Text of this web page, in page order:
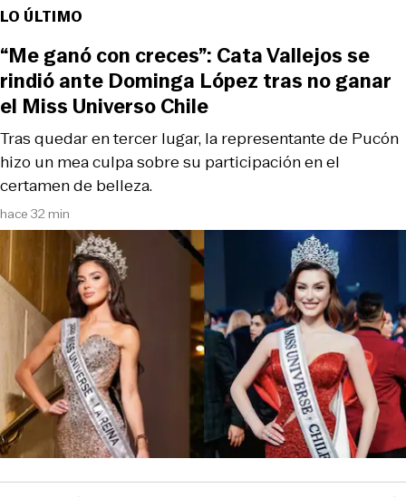
LO ÚLTIMO
hace 32 min
Tras quedar en tercer lugar, la representante de Pucón
hizo un mea culpa sobre su participación en el
certamen de belleza.
“Me ganó con creces”: Cata Vallejos se
rindió ante Dominga López tras no ganar
el Miss Universo Chile